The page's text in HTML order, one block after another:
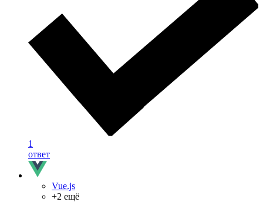
1
ответ
Vue.js
+2 ещё